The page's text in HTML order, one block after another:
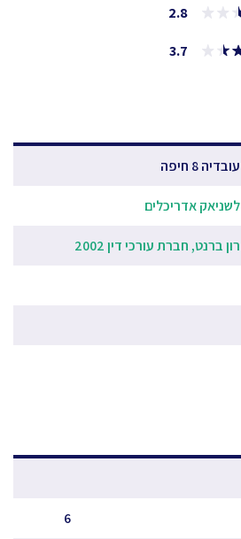
2.8
3.7
עובדיה 8 חיפה
לשניאק אדריכלים
רון ברנט, חברת עורכי דין 2002
6